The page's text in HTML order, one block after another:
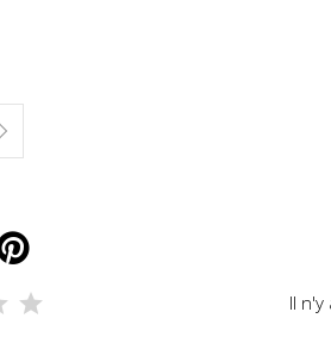
Il